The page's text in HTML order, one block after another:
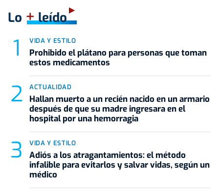
Lo +leído
VIDA Y ESTILO
Prohibido el plátano para personas que toman
estos medicamentos
ACTUALIDAD
Hallan muerto a un recién nacido en un armario
después de que su madre ingresara en el
hospital por una hemorragia
VIDA Y ESTILO
Adiós a los atragantamientos: el método
infalible para evitarlos y salvar vidas, según un
médico